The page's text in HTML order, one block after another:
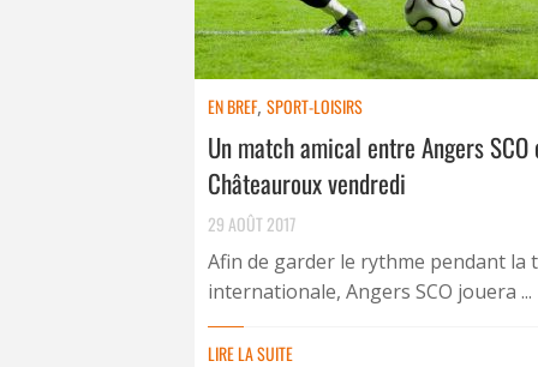
EN BREF, SPORT-LOISIRS
Un match amical entre Angers SCO
Châteauroux vendredi
29 AOÛT 2017
Afin de garder le rythme pendant la
internationale, Angers SCO jouera ...
LIRE LA SUITE